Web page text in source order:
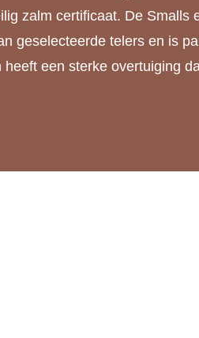
zalm certificaat. De
geselecteerde telers en is
een sterke overtuiging